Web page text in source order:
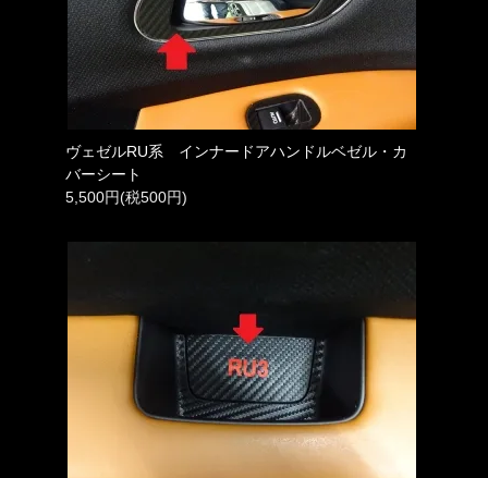
ヴェゼルRU系 インナードアハンドルベゼル・カ
バーシート
5,500円(税500円)